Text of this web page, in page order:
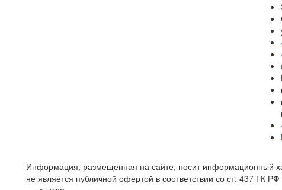
Информация, размещенная на сайте, носит информационный
не является публичной офертой в соответствии со ст. 437 ГК РФ